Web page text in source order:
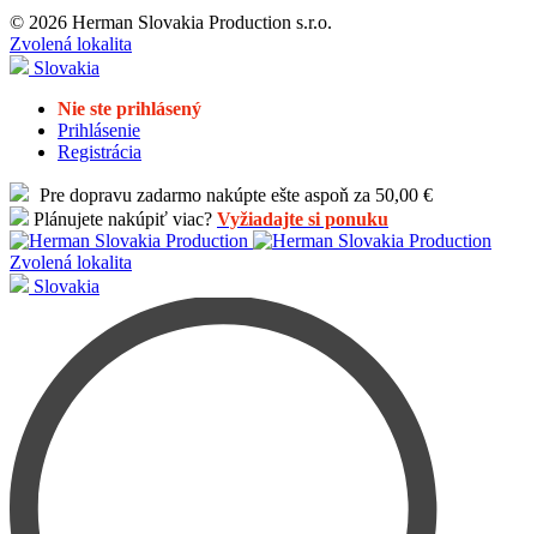
© 2026 Herman Slovakia Production s.r.o.
Zvolená lokalita
Slovakia
Nie ste prihlásený
Prihlásenie
Registrácia
Pre dopravu zadarmo nakúpte ešte aspoň za 50,00 €
Plánujete nakúpiť viac? Vyžiadajte si ponuku
Zvolená lokalita
Slovakia